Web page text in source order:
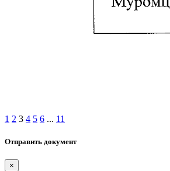
1 2 3 4 5 6 ... 11
Отправить документ
×